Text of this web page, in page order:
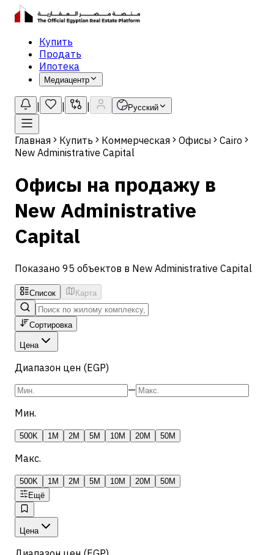
Купить
Продать
Ипотека
Медиацентр
Русский
Главная Купить Коммерческая Офисы
Cairo
New Administrative Capital
Офисы на продажу в
New Administrative
Capital
Показано 95 объектов в New Administrative Capital
Список Карта
Сортировка
Цена
Диапазон цен (EGP)
—
Мин.
500K 1M 2M 5M 10M 20M 50M
Макс.
500K 1M 2M 5M 10M 20M
50M
Ещё
Цена